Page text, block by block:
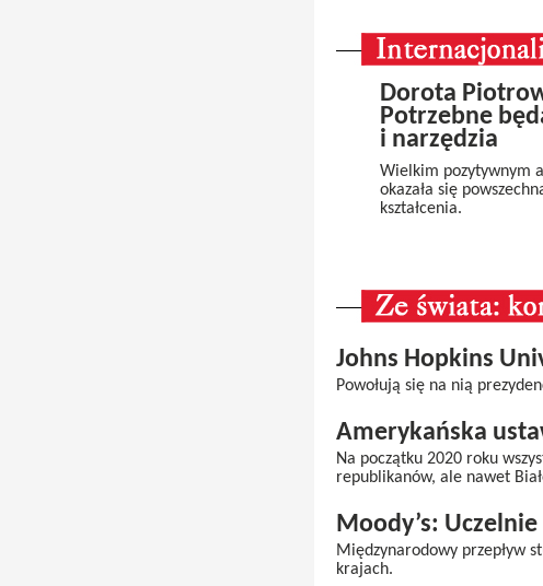
Dorota
Potrzebne
i narzędzia
Wielkim pozytywnym
okazała się
kształcenia.
Johns Hopkins
Powołują się na nią
Amerykańska
Na początku 2020 roku
republikanów, ale nawet
Moody’s:
Międzynarodowy przepływ
krajach.